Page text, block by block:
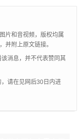
片和音视频，版权均属
并附上原文链接。
消息，并不代表赞同其
请在见网后30日内进